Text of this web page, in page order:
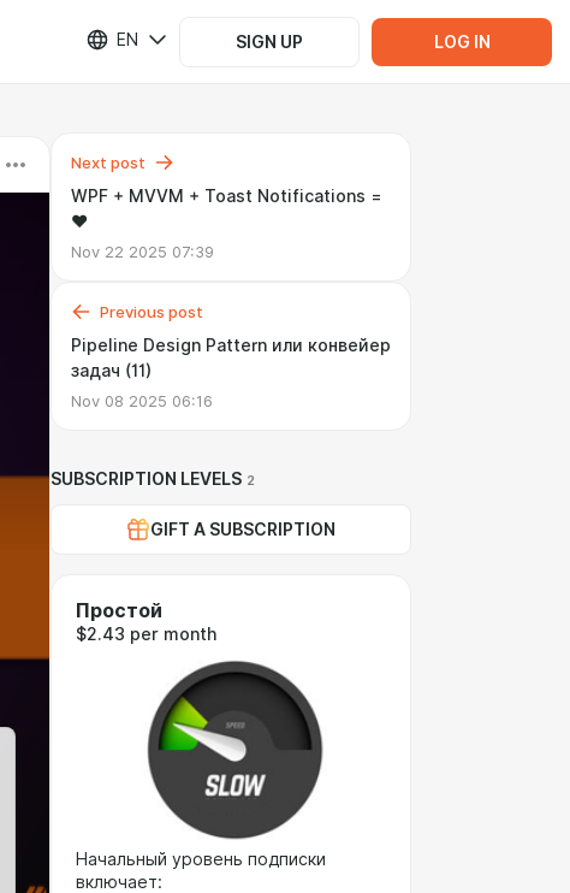
EN SIGN UP LOG IN
Next post
WPF + MVVM + Toast Notifications =
♥
Nov 22 2025 07:39
Previous post
Pipeline Design Pattern или конвейер
задач (11)
Nov 08 2025 06:16
SUBSCRIPTION LEVELS 2
GIFT A SUBSCRIPTION
Простой
$2.43 per month
Начальный уровень подписки
включает: